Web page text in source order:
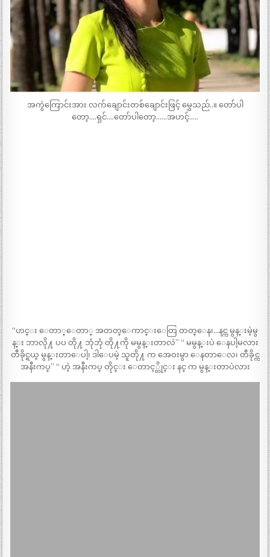
အကွဲကြောင်းအား လက်ချောင်းတစ်ချောင်းဖြင့် မွှေသည်..။ တော်ပါ
တော့….ရှင်….တော်ပါတော့……အဟင့်…..
“ဟင္း ေတာ္ေတာ္ အတတ္ေကာင္းေတြ တတ္ေန၊…နင္က မွန္းမဲ့မွ
န္း ဘာလို႔ ပပ တို႔ ဘုံဘုံ တို႔ကို မမွန္းတာလဲ” “ မမွန္းပဲ ေနပါ့မလား
တီခိုင္ရယ္ မွန္းတာေပါ့၊ ဒါေပမဲ့ သူတို႔ က အေဝးမွာ ေနတာေလ၊ တီခိုင္က
အနီးကပ္” “ ဟဲ့ အနီးကပ္ တိုင္း ေတာင့္တိုင္း နင္ က မွန္းတာပဲလား